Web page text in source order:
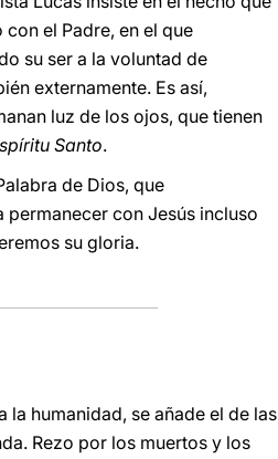
el Padre, en el que
su ser a la voluntad de
externamente. Es así,
luz de los ojos, que tienen
Santo.
de Dios, que
permanecer con Jesús incluso
su gloria.
humanidad, se añade el de las
Rezo por los muertos y los